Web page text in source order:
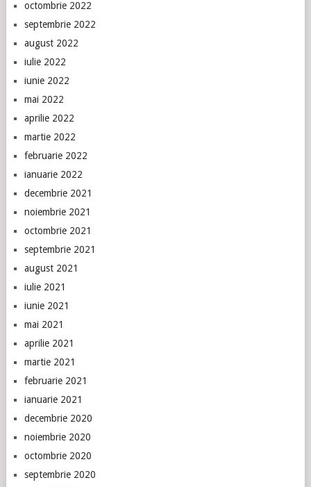
octombrie 2022
septembrie 2022
august 2022
iulie 2022
iunie 2022
mai 2022
aprilie 2022
martie 2022
februarie 2022
ianuarie 2022
decembrie 2021
noiembrie 2021
octombrie 2021
septembrie 2021
august 2021
iulie 2021
iunie 2021
mai 2021
aprilie 2021
martie 2021
februarie 2021
ianuarie 2021
decembrie 2020
noiembrie 2020
octombrie 2020
septembrie 2020